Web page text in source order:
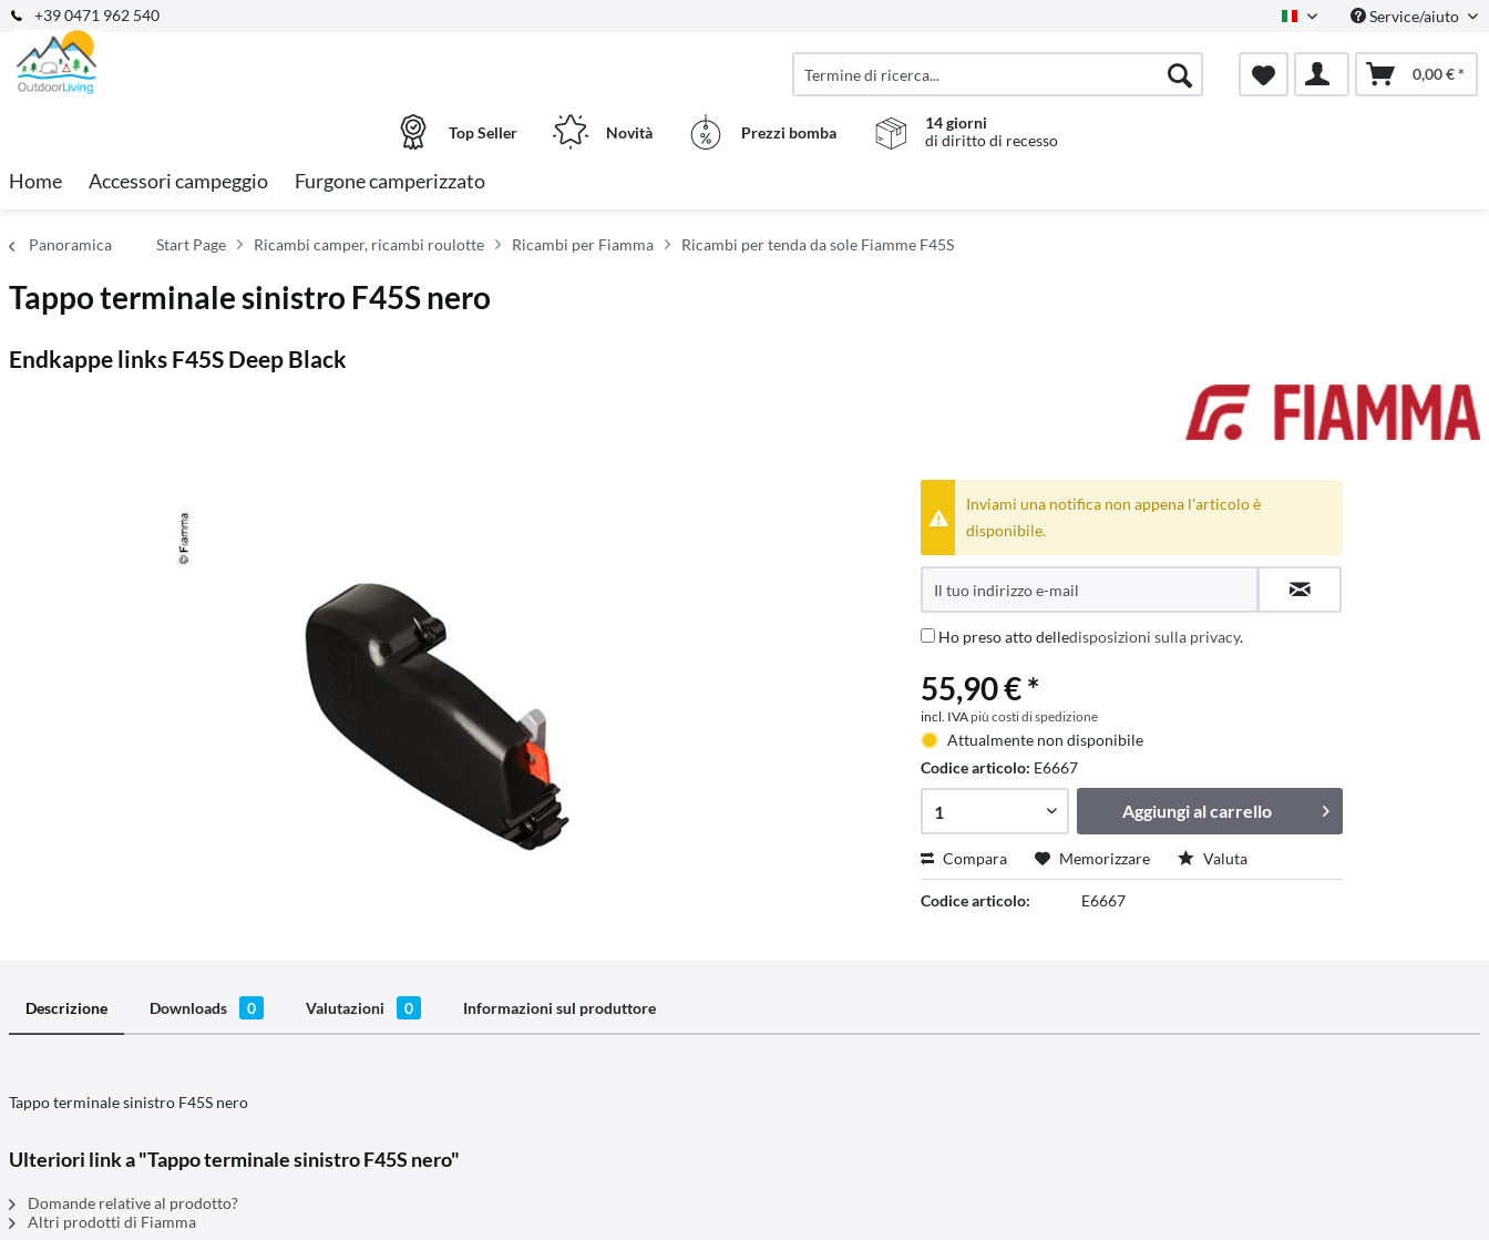
+39 0471 962 540 ItalienischService/aiuto
0,00 € *
Top Seller Novità Prezzi bomba
14 giorni
di diritto di recesso
Home Accessori campeggio Furgone camperizzato
Panoramica Start Page Ricambi camper, ricambi roulotte Ricambi per Fiamma Ricambi per tenda da sole Fiamme F45S
Tappo terminale sinistro F45S nero
Endkappe links F45S Deep Black
Inviami una notifica non appena l'articolo è
disponibile.
Ho preso atto delledisposizioni sulla privacy.
55,90 € *
incl. IVA più costi di spedizione
Attualmente non disponibile
Codice articolo: E6667
Aggiungi alcarrello
Compara Memorizzare Valuta
Codice articolo: E6667
Descrizione Downloads 0 Valutazioni 0 Informazioni sul produttore
Tappo terminale sinistro F45S nero
Ulteriori link a "Tappo terminale sinistro F45S nero"
Domande relative al prodotto?
Altri prodotti di Fiamma